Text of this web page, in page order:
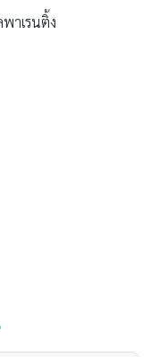
าเรนติ้ง